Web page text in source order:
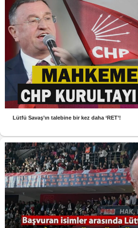
Lütfü Savaş’ın talebine bir kez daha ‘RET’!